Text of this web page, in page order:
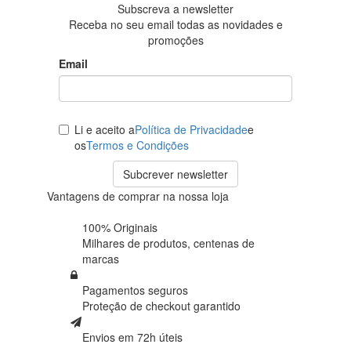
Subscreva a newsletter
Receba no seu email todas as novidades e
promoções
Email
Li e aceito aPolítica de Privacidadee
osTermos e Condições
Subcrever newsletter
Vantagens de comprar na nossa loja
100% Originais
Milhares de produtos, centenas de
marcas
Pagamentos seguros
Proteção de checkout garantido
Envios em 72h úteis